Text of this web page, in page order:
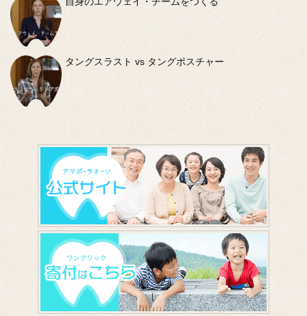
タングスラスト vs タングポスチャー